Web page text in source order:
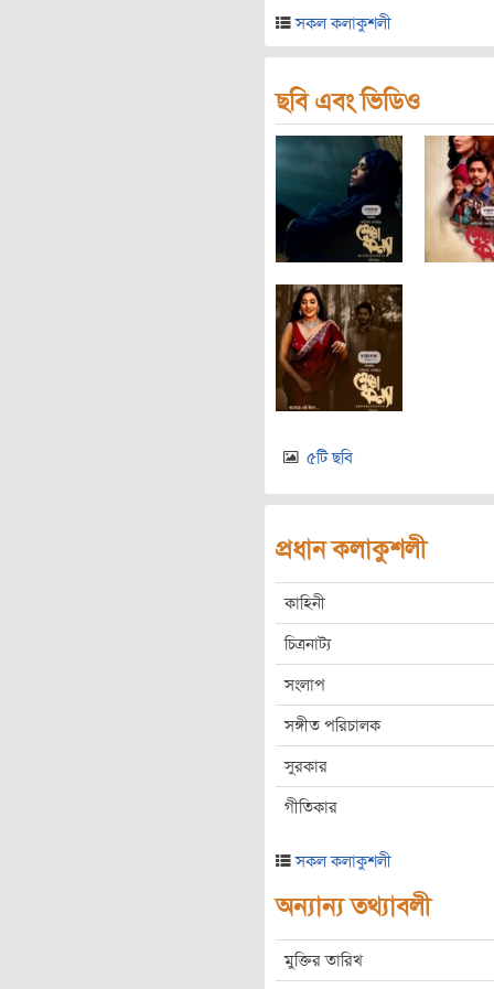
সকল কলাকুশলী
ছবি এবং ভিডিও
৫টি ছবি
প্রধান কলাকুশলী
কাহিনী
চিত্রনাট্য
সংলাপ
সঙ্গীত পরিচালক
সুরকার
গীতিকার
সকল কলাকুশলী
অন্যান্য তথ্যাবলী
মুক্তির তারিখ